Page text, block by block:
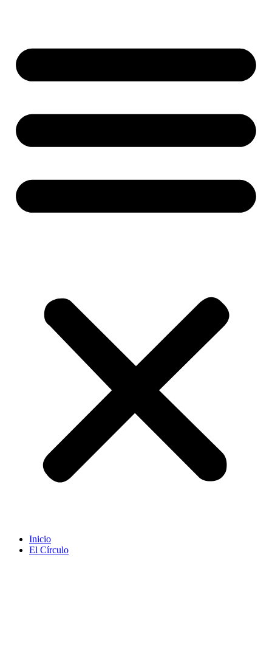
Inicio
El Círculo